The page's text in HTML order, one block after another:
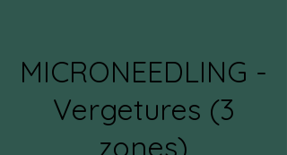
MICRONEEDLING -
Vergetures (3
zones)